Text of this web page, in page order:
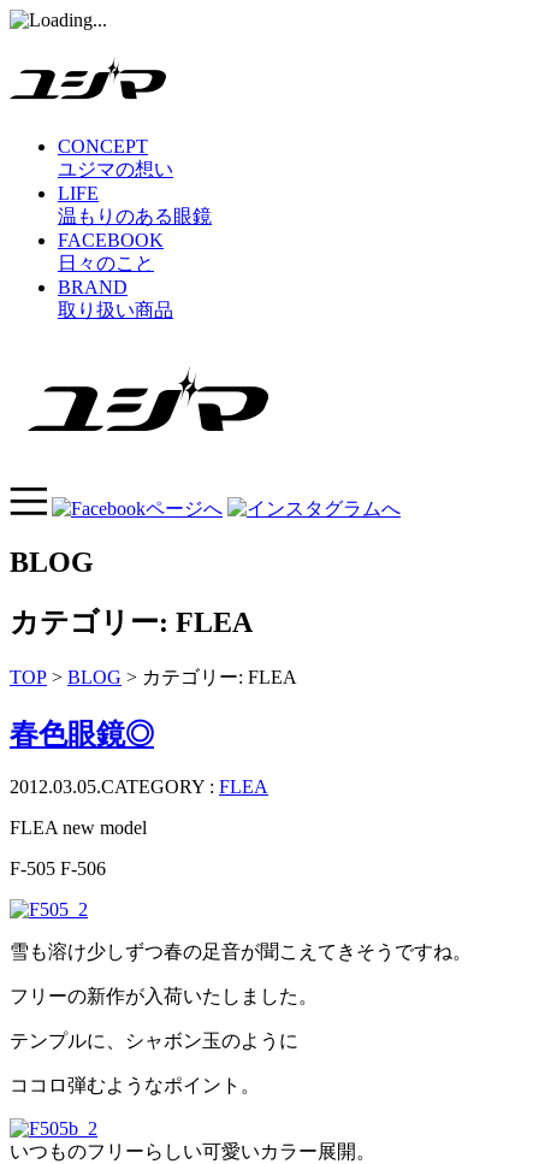
CONCEPT
ユジマの想い
LIFE
温もりのある眼鏡
FACEBOOK
日々のこと
BRAND
取り扱い商品
ス
ッ
BLOG
カテゴリー: FLEA
TOP > BLOG > カテゴリー: FLEA
春色眼鏡◎
2012.03.05.CATEGORY : FLEA
FLEA new model
F-505 F-506
雪も溶け少しずつ春の足音が聞こえてきそうですね。
フリーの新作が入荷いたしました。
テンプルに、シャボン玉のように
ココロ弾むようなポイント。
いつものフリーらしい可愛いカラー展開。